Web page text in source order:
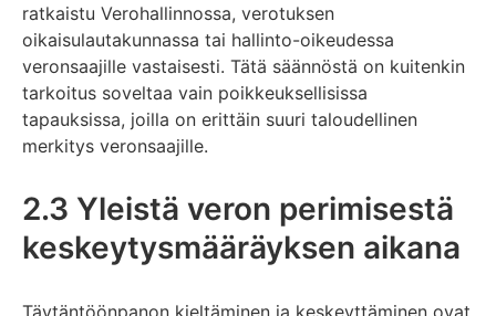
ratkaistu Verohallinnossa, verotuksen
oikaisulautakunnassa tai hallinto-oikeudessa
veronsaajille vastaisesti. Tätä säännöstä on kuitenkin
tarkoitus soveltaa vain poikkeuksellisissa
tapauksissa, joilla on erittäin suuri taloudellinen
merkitys veronsaajille.
2.3 Yleistä veron perimisestä
keskeytysmääräyksen aikana
Täytäntöönpanon kieltäminen ja keskeyttäminen ovat